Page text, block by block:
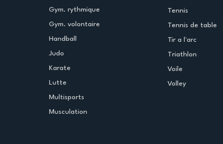
Gym. rythmique
Gym. volontaire
Handball
Judo
Karate
Lutte
Multisports
Musculation
Tennis
Tennis de table
Tir a l'arc
Triathlon
Voile
Volley